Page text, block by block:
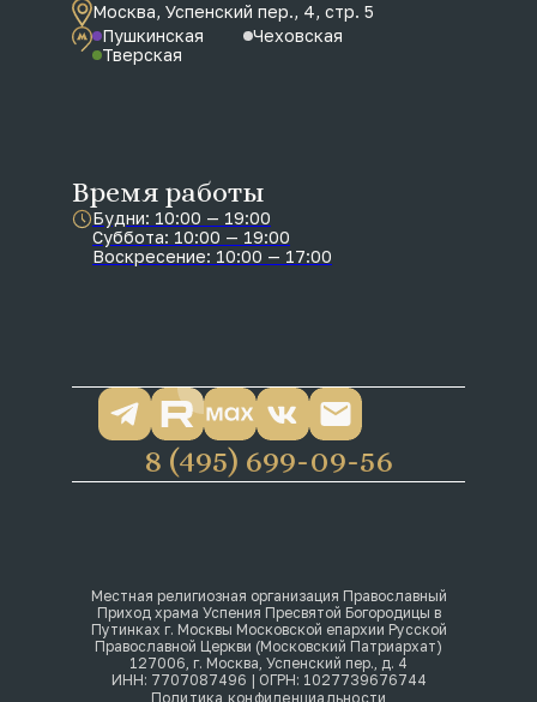
Местная религиозная организация Православный
Приход храма Успения Пресвятой Богородицы в
Путинках г. Москвы Московской епархии Русской
Православной Церкви (Московский Патриархат)
127006, г. Москва, Успенский пер., д. 4
ИНН: 7707087496 | ОГРН: 1027739676744
Политика конфиденциальности
8 (495) 699-09-56
Москва, Успенский пер., 4, стр. 5
Пушкинская
Чеховская
Тверская
Время работы
Будни: 10:00 — 19:00
Суббота: 10:00 — 19:00
Воскресение: 10:00 — 17:00